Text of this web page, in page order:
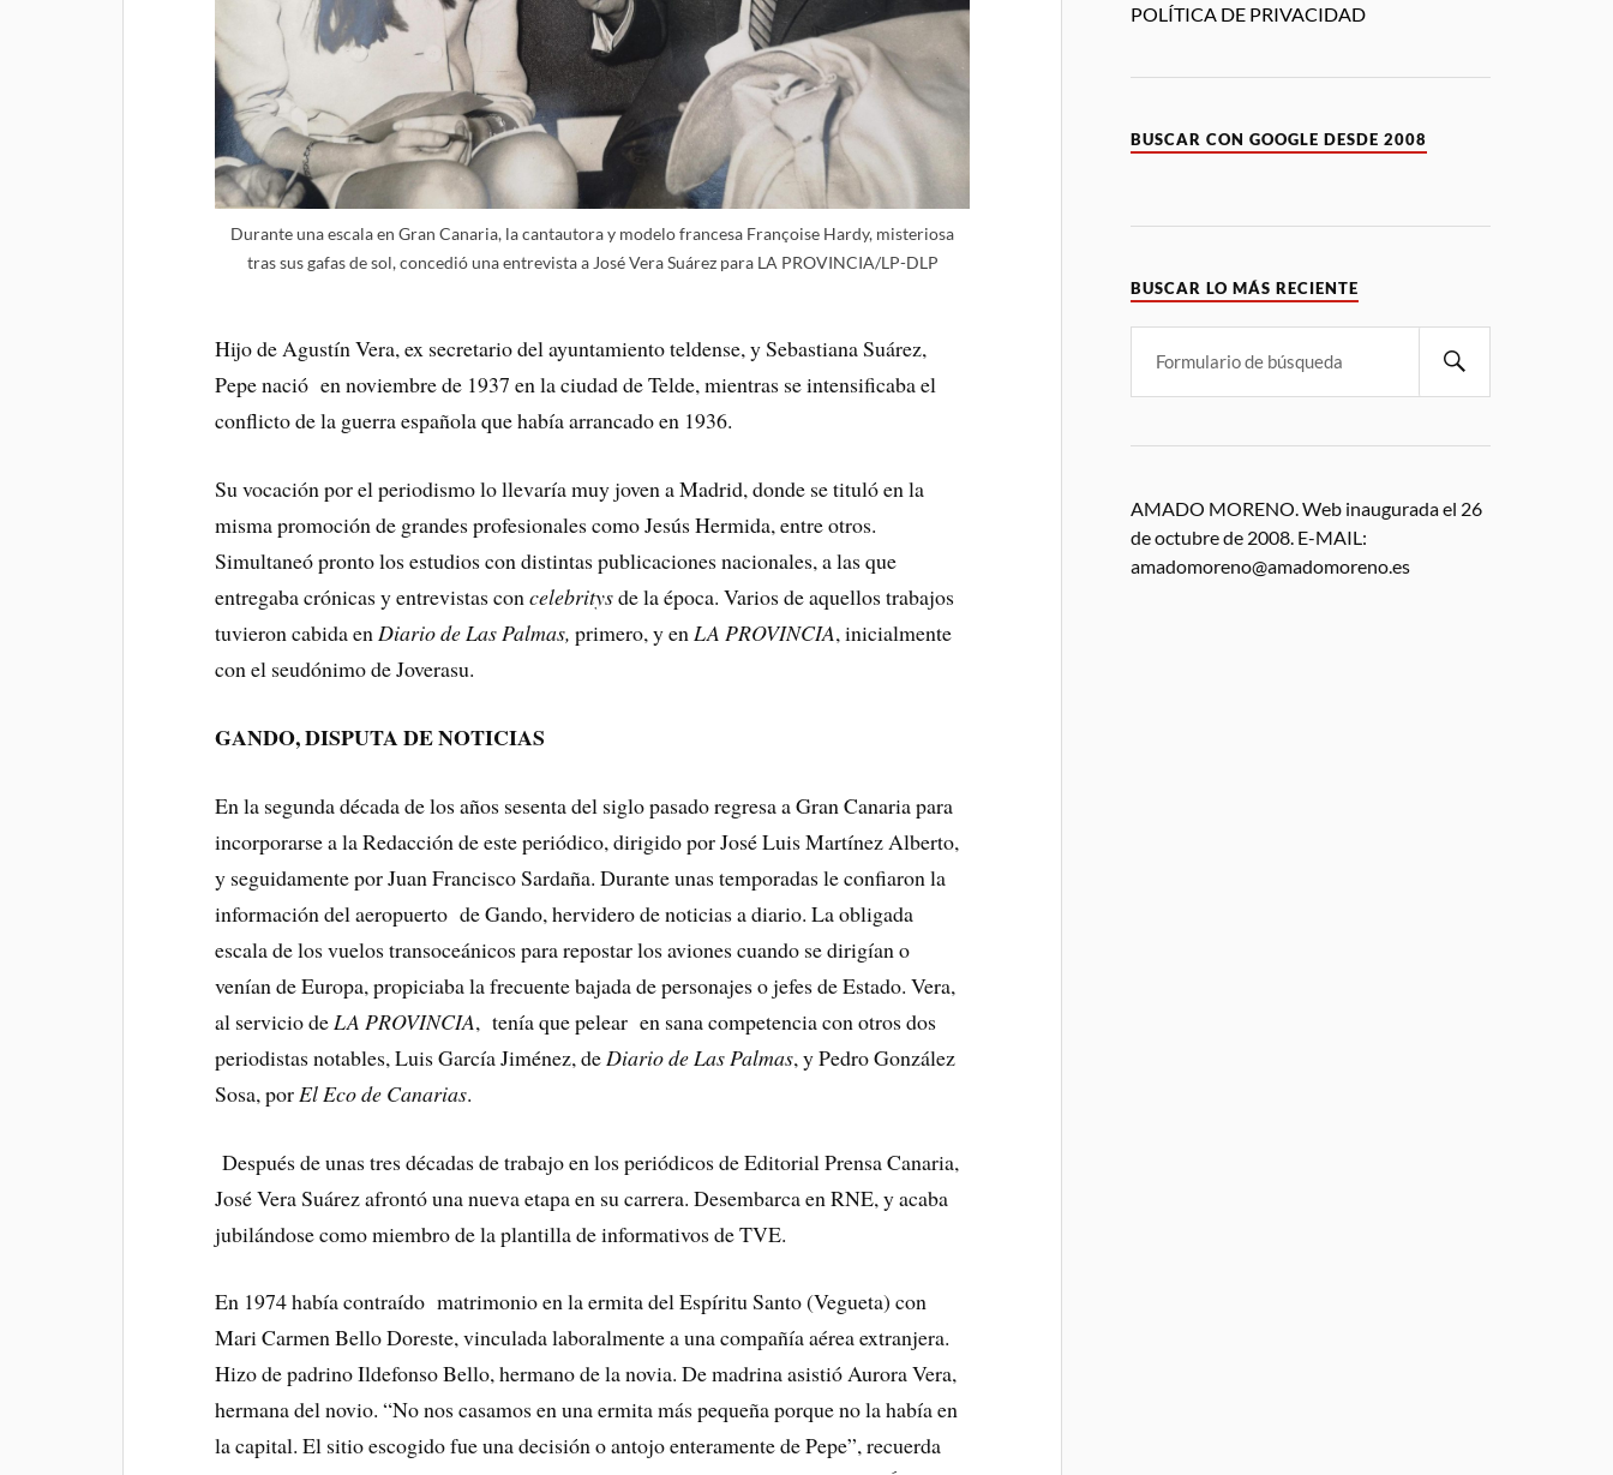
Durante una escala en Gran Canaria, la cantautora y modelo francesa Françoise Hardy, misteriosa
tras sus gafas de sol, concedió una entrevista a José Vera Suárez para LA PROVINCIA/LP-DLP
Hijo de Agustín Vera, ex secretario del ayuntamiento teldense, y Sebastiana Suárez,
Pepe nació en noviembre de 1937 en la ciudad de Telde, mientras se intensificaba el
conflicto de la guerra española que había arrancado en 1936.
Su vocación por el periodismo lo llevaría muy joven a Madrid, donde se tituló en la
misma promoción de grandes profesionales como Jesús Hermida, entre otros.
Simultaneó pronto los estudios con distintas publicaciones nacionales, a las que
entregaba crónicas y entrevistas concelebritysde la época. Varios de aquellos trabajos
tuvieron cabida enDiario de Las Palmas, primero, y enLA PROVINCIA, inicialmente
con el seudónimo de Joverasu.
GANDO, DISPUTA DE NOTICIAS
En la segunda década de los años sesenta del siglo pasado regresa a Gran Canaria para
incorporarse a la Redacción de este periódico, dirigido por José Luis Martínez Alberto,
y seguidamente por Juan Francisco Sardaña. Durante unas temporadas le confiaron la
información del aeropuerto de Gando, hervidero de noticias a diario. La obligada
escala de los vuelos transoceánicos para repostar los aviones cuando se dirigían o
venían de Europa, propiciaba la frecuente bajada de personajes o jefes de Estado. Vera,
al servicio de LA PROVINCIA, tenía que pelear en sana competencia con otros dos
periodistas notables, Luis García Jiménez, de Diario de Las Palmas, y Pedro González
Sosa, por El Eco de Canarias.
Después de unas tres décadas de trabajo en los periódicos de Editorial Prensa Canaria,
José Vera Suárez afrontó una nueva etapa en su carrera. Desembarca en RNE, y acaba
jubilándose como miembro de la plantilla de informativos de TVE.
En 1974 había contraído matrimonio en la ermita del Espíritu Santo (Vegueta) con
Mari Carmen Bello Doreste, vinculada laboralmente a una compañía aérea extranjera.
Hizo de padrino Ildefonso Bello, hermano de la novia. De madrina asistió Aurora Vera,
hermana del novio. “No nos casamos en una ermita más pequeña porque no la había en
la capital. El sitio escogido fue una decisión o antojo enteramente de Pepe”, recuerda
POLÍTICA DE PRIVACIDAD
BUSCAR CON GOOGLE DESDE 2008
BUSCAR LO MÁS RECIENTE
AMADO MORENO. Web inaugurada el 26
de octubre de 2008. E-MAIL:
amadomoreno@amadomoreno.es